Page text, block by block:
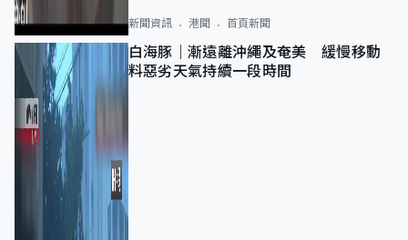
新聞資訊 港聞 首頁新聞
白海豚｜漸遠離沖繩及奄美 緩慢移動
料惡劣天氣持續一段時間